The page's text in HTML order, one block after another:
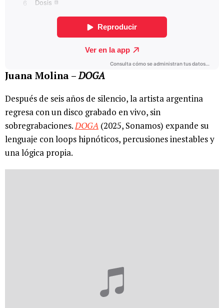
Juana Molina –DOGA
Después de seis años de silencio, la artista argentina
regresa con un disco grabado en vivo, sin
sobregrabaciones.DOGA (2025, Sonamos) expande su
lenguaje con loops hipnóticos, percusiones inestables y
una lógica propia.